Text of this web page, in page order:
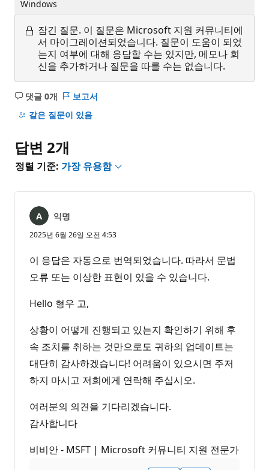
Windows
잠긴 질문. 이 질문은 Microsoft 지원 커뮤니티에
서 마이그레이션되었습니다. 질문이 도움이 되었
는지 여부에 대해 응답할 수는 있지만, 메모나 회
신을 추가하거나 질문을 따를 수는 없습니다.
댓글 0개
설
명
음
보고서
같은 질문이 있음
답변 2개
정렬 기준: 가장 유용함
익명
2025년 6월 26일 오전 4:53
이 응답은 자동으로 번역되었습니다. 따라서 문법
오류 또는 이상한 표현이 있을 수 있습니다.
Hello 형우 고,
상황이 어떻게 진행되고 있는지 확인하기 위해 후
속 조치를 취하는 것만으로도 귀하의 업데이트는
대단히 감사하겠습니다! 어려움이 있으시면 주저
하지 마시고 저희에게 연락해 주십시오.
여러분의 의견을 기다리겠습니다.
감사합니다
비비안 - MSFT | Microsoft 커뮤니티 지원 전문가